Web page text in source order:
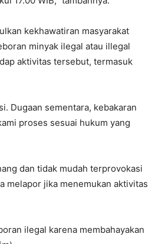
kekhawatiran masyarakat
minyak ilegal atau illegal
aktivitas tersebut, termasuk
Dugaan sementara, kebakaran
proses sesuai hukum yang
dan tidak mudah terprovokasi
melapor jika menemukan aktivitas
ilegal karena membahayakan